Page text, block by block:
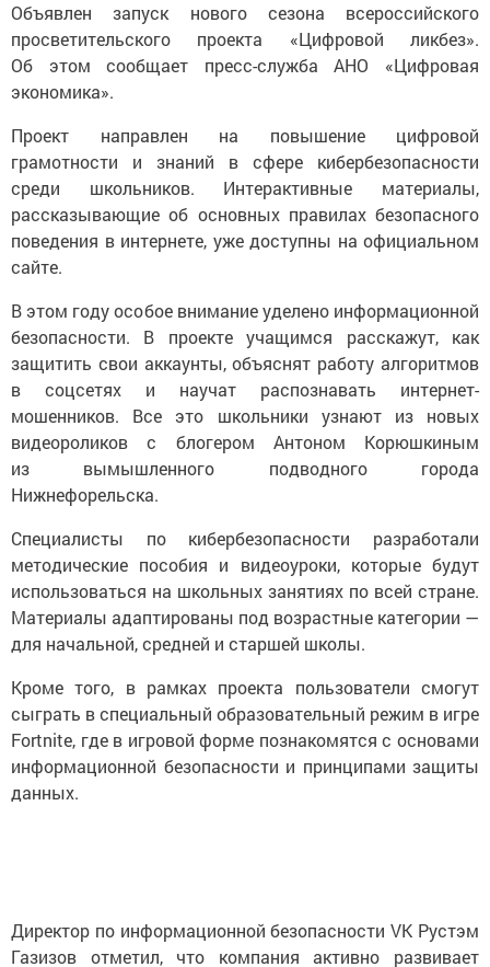
Объявлен запуск нового сезона всероссийского
просветительского проекта «Цифровой ликбез».
Об этом сообщает пресс-служба АНО «Цифровая
экономика».
Проект направлен на повышение цифровой
грамотности и знаний в сфере кибербезопасности
среди школьников. Интерактивные материалы,
рассказывающие об основных правилах безопасного
поведения в интернете, уже доступны на официальном
сайте.
В этом году особое внимание уделено информационной
безопасности. В проекте учащимся расскажут, как
защитить свои аккаунты, объяснят работу алгоритмов
в соцсетях и научат распознавать интернет-
мошенников. Все это школьники узнают из новых
видеороликов с блогером Антоном Корюшкиным
из вымышленного подводного города
Нижнефорельска.
Специалисты по кибербезопасности разработали
методические пособия и видеоуроки, которые будут
использоваться на школьных занятиях по всей стране.
Материалы адаптированы под возрастные категории —
для начальной, средней и старшей школы.
Кроме того, в рамках проекта пользователи смогут
сыграть в специальный образовательный режим в игре
Fortnite, где в игровой форме познакомятся с основами
информационной безопасности и принципами защиты
данных.
Директор по информационной безопасности VK Рустэм
Газизов отметил, что компания активно развивает